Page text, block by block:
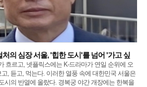
의 심장 서울, '힙한 도시'를 넘어 '가고 싶
흐르고, 넷플릭스에는 K-드라마가 연일 순위에 오
, 듣고, 먹는다. 이러한 열풍 속에 대한민국 서울은
시의 반열에 올랐다. 경복궁 야간 개장에는 한복을